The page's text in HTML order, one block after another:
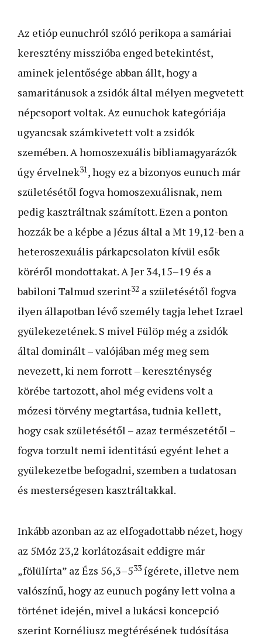
Az etióp eunuchról szóló perikopa a samáriai
keresztény misszióba enged betekintést,
aminek jelentősége abban állt, hogy a
samaritánusok a zsidók által mélyen megvetett
népcsoport voltak. Az eunuchok kategóriája
ugyancsak számkivetett volt a zsidók
szemében. A homoszexuális bibliamagyarázók
úgy érvelnek31, hogy ez a bizonyos eunuch már
születésétől fogva homoszexuálisnak, nem
pedig kasztráltnak számított. Ezen a ponton
hozzák be a képbe a Jézus által a Mt 19,12-ben a
heteroszexuális párkapcsolaton kívül esők
köréről mondottakat. A Jer 34,15–19 és a
babiloni Talmud szerint32 a születésétől fogva
ilyen állapotban lévő személy tagja lehet Izrael
gyülekezetének. S mivel Fülöp még a zsidók
által dominált – valójában még meg sem
nevezett, ki nem forrott – kereszténység
körébe tartozott, ahol még evidens volt a
mózesi törvény megtartása, tudnia kellett,
hogy csak születésétől – azaz természetétől –
fogva torzult nemi identitású egyént lehet a
gyülekezetbe befogadni, szemben a tudatosan
és mesterségesen kasztráltakkal.
Inkább azonban az az elfogadottabb nézet, hogy
az 5Móz 23,2 korlátozásait eddigre már
„fölülírta” az Ézs 56,3–533ígérete, illetve nem
valószínű, hogy az eunuch pogány lett volna a
történet idején, mivel a lukácsi koncepció
szerint Kornéliusz megtérésének tudósítása